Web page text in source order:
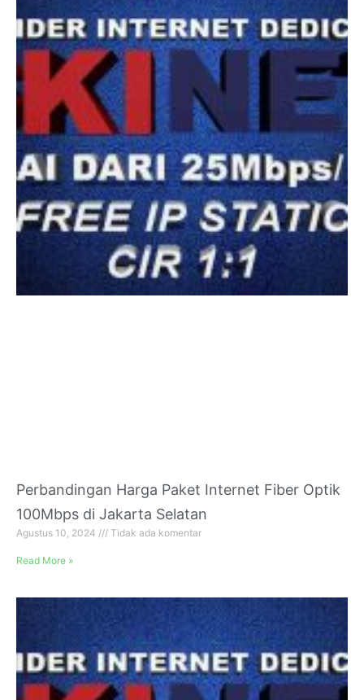
Perbandingan Harga Paket Internet Fiber Optik
100Mbps di Jakarta Selatan
Agustus 10, 2024 Tidak ada komentar
Read More »